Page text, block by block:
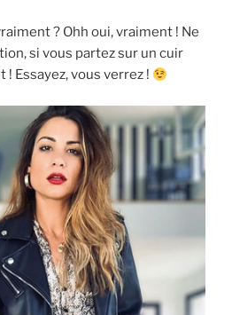
? Ohh oui, vraiment ! Ne
si vous partez sur un cuir
! Essayez, vous verrez !